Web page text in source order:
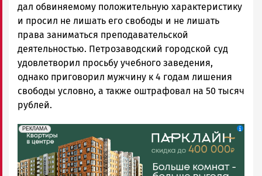
дал обвиняемому положительную характеристику
и просил не лишать его свободы и не лишать
права заниматься преподавательской
деятельностью. Петрозаводский городской суд
удовлетворил просьбу учебного заведения,
однако приговорил мужчину к 4 годам лишения
свободы условно, а также оштрафовал на 50 тысяч
рублей.
erid: 2SDnjdeSPnB
РЕКЛАМА
Реклама